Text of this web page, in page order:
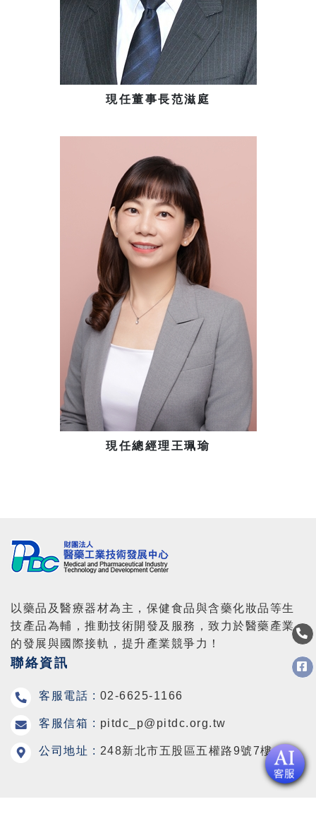
現任董事長范滋庭
現任總經理王珮瑜
以藥品及醫療器材為主，保健食品與含藥化妝品等生
技產品為輔，推動技術開發及服務，致力於醫藥產業
的發展與國際接軌，提升產業競爭力！
聯絡資訊
客服電話 : 02-6625-1166
客服信箱 : pitdc_p@pitdc.org.tw
公司地址 : 248新北市五股區五權路9號7樓